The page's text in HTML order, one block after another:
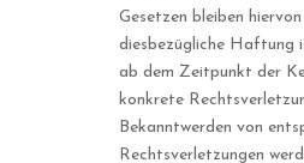
Gesetzen bleiben
diesbezügliche Haftung
ab dem Zeitpunkt der
konkrete
Bekanntwerden von
Rechtsverletzungen